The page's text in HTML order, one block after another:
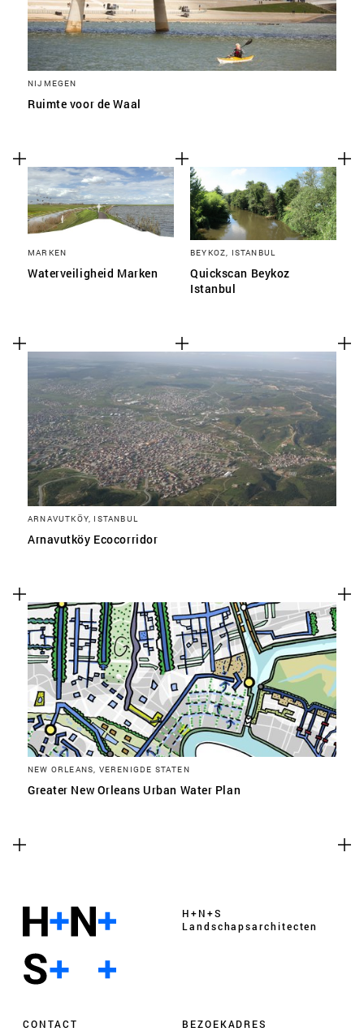
NIJMEGEN
Ruimte voor de Waal
MARKEN
Waterveiligheid Marken
BEYKOZ, ISTANBUL
Quickscan Beykoz
Istanbul
ARNAVUTKÖY, ISTANBUL
Arnavutköy Ecocorridor
NEW ORLEANS, VERENIGDE STATEN
Greater New Orleans Urban Water Plan
H+N+S
Landschaps­architecten
CONTACT BEZOEKADRES